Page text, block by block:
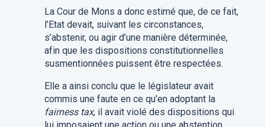
La Cour de Mons a donc estimé que, de ce fait,
l’Etat devait, suivant les circonstances,
s’abstenir, ou agir d’une manière déterminée,
afin que les dispositions constitutionnelles
susmentionnées puissent être respectées.
Elle a ainsi conclu que le législateur avait
commis une faute en ce qu’en adoptant la
fairness tax, il avait violé des dispositions qui
lui imposaient une action ou une abstention.